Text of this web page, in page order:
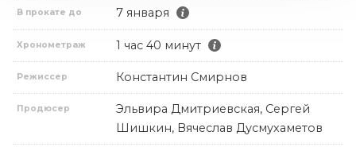
В прокате до 7 января
Хронометраж 1 час 40 минут
Режиссер Константин Смирнов
Продюсер
Эльвира Дмитриевская, Сергей
Шишкин, Вячеслав Дусмухаметов